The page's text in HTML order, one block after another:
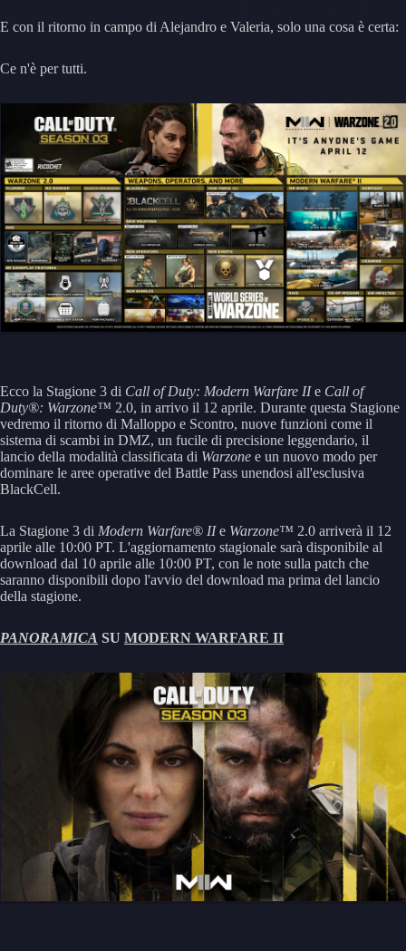
E con il ritorno in campo di Alejandro e Valeria, solo una cosa è certa:
Ce n'è per tutti.
Ecco la Stagione 3 di Call of Duty: Modern Warfare IIe Call of
Duty®: Warzone™ 2.0, in arrivo il 12 aprile. Durante questa Stagione
vedremo il ritorno di Malloppo e Scontro, nuove funzioni come il
sistema di scambi in DMZ, un fucile di precisione leggendario, il
lancio della modalità classificata di Warzone e un nuovo modo per
dominare le aree operative del Battle Pass unendosi all'esclusiva
BlackCell.
La Stagione 3 di Modern Warfare® IIe Warzone™ 2.0 arriverà il 12
aprile alle 10:00 PT. L'aggiornamento stagionale sarà disponibile al
download dal 10 aprile alle 10:00 PT, con le note sulla patch che
saranno disponibili dopo l'avvio del download ma prima del lancio
della stagione.
PANORAMICA SU MODERN WARFARE II